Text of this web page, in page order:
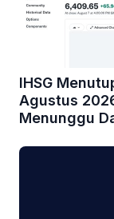
IHSG
Agustus
Menunggu